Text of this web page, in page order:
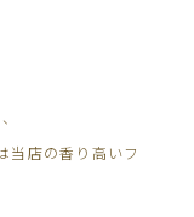
当店の香り高いフ